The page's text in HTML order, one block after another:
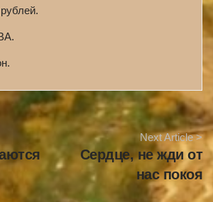
Next Article >
Сердце, не жди от
нас покоя